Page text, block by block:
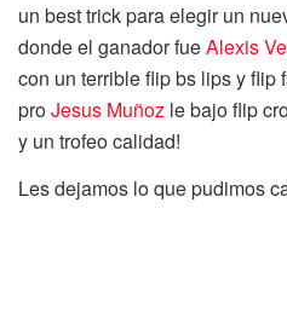
un best trick para elegir un
donde el ganador fueAlexis
con un terrible flip bs lips y flip
proJesus Muñoz le bajo flip
y un trofeo calidad!
Les dejamos lo que pudimos